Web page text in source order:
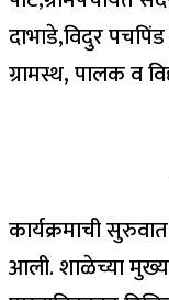
दाभाडे,विदुर
ग्रामस्थ, पालक व
कार्यक्रमाची
आली. शाळेच्या